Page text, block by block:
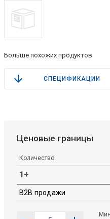
Больше похожих продуктов
СПЕЦИФИКАЦИИ
Ценовые границы
Количество
1+
B2B продажи